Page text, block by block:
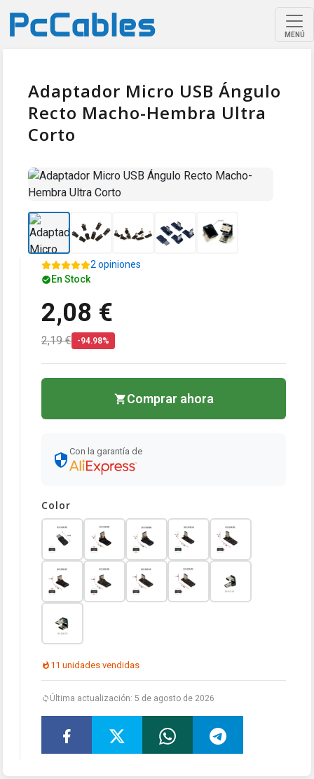
MENÚ
Adaptador Micro USB Ángulo
Recto Macho-Hembra Ultra
Corto
2 opiniones
En Stock
2,08 €
2,19 € -94.98%
Comprar ahora
Con la garantía de
Color
11 unidades vendidas
Última actualización: 5 de agosto de 2026